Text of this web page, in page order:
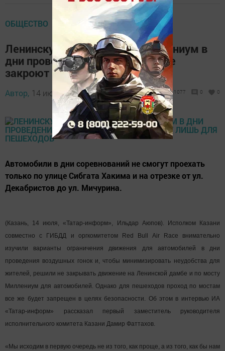
ОБЩЕСТВО
Ленинскую дамбу и мост Миллениум в
дни проведения Red Bull Air Race
закроют лишь для пешеходов
Автор, 14 июля 2017 - 10:45 1077 0 0
Автомобили в дни соревнований не смогут проехать
только по улице Сибгата Хакима и на отрезке от ул.
Декабристов до ул. Мичурина.
(Казань, 14 июля, «Татар-информ», Ильдар Аюпов). Исполком Казани
совместно с ГИБДД и оргкомитетом Red Bull Air Race внимательно
изучили варианты ограничения движения для автомобилей в дни
проведения воздушных гонок и, чтобы минимизировать неудобства для
жителей, решили не закрывать движение на Ленинской дамбе и по мосту
Миллениум для автомобилей. Однако для пешеходов проход по мостам
все же будет запрещен в целях безопасности. Об этом в интервью ИА
«Татар-информ» рассказал первый заместитель руководителя
исполнительного комитета Казани Дамир Фаттахов.
«Мы исходим в первую очередь не из того, как проще, а из того, как бы нам